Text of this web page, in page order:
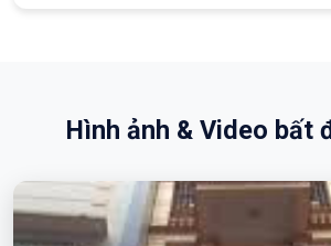
Hình ảnh & Video bất